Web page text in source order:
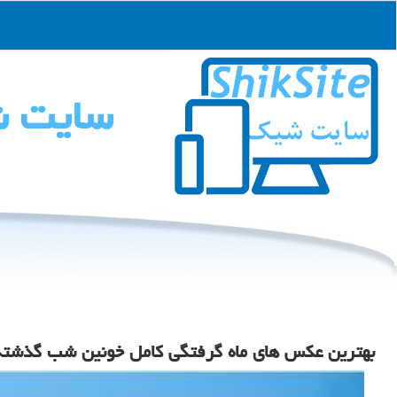
بهترین عکس های ماه گرفتگی کامل خونین شب